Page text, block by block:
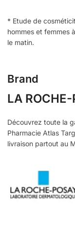
* Etude de
hommes et femmes
le matin.
Brand
LA ROCHE-
Découvrez toute la
Pharmacie Atlas
livraison partout au